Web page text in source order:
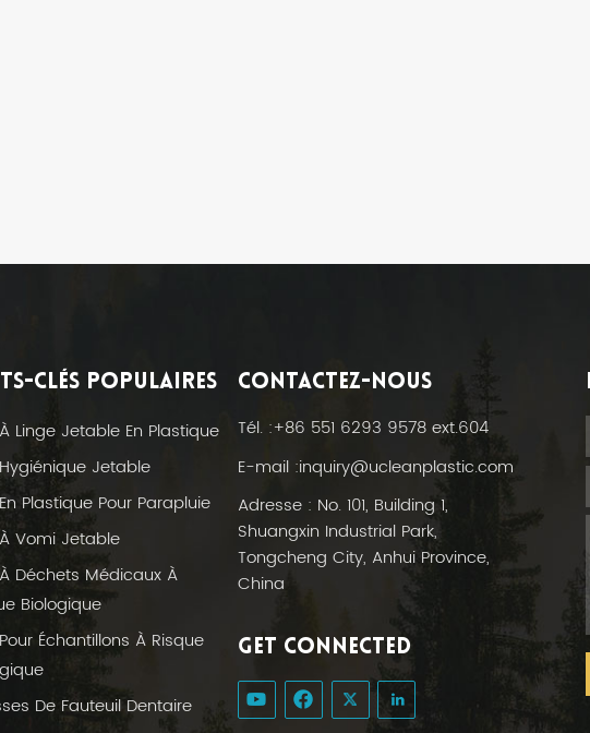
CLÉS POPULAIRES
Linge Jetable En Plastique
Jetable
Plastique Pour Parapluie
Vomi Jetable
Déchets Médicaux À
Biologique
Échantillons À Risque
De Fauteuil Dentaire
CONTACTEZ-NOUS
Tél. :+86 551 6293 9578 ext.604
E-mail :inquiry@ucleanplastic.com
Adresse : No. 101, Building 1,
Shuangxin Industrial Park,
Tongcheng City, Anhui Province,
China
GET CONNECTED